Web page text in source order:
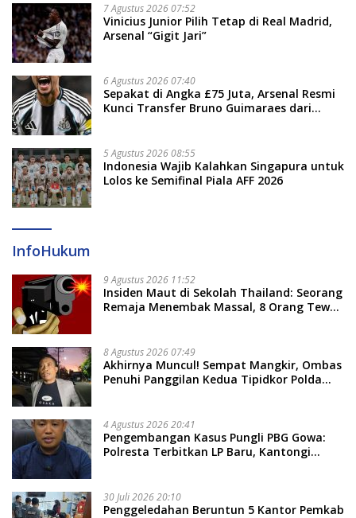
7 Agustus 2026 07:52
Vinicius Junior Pilih Tetap di Real Madrid,
Arsenal “Gigit Jari”
6 Agustus 2026 07:40
Sepakat di Angka £75 Juta, Arsenal Resmi
Kunci Transfer Bruno Guimaraes dari
5 Agustus 2026 08:55
Indonesia Wajib Kalahkan Singapura untuk
Lolos ke Semifinal Piala AFF 2026
InfoHukum
9 Agustus 2026 11:52
Insiden Maut di Sekolah Thailand: Seorang
Remaja Menembak Massal, 8 Orang Tewas
8 Agustus 2026 07:49
Akhirnya Muncul! Sempat Mangkir, Ombas
Penuhi Panggilan Kedua Tipidkor Polda
4 Agustus 2026 20:41
Pengembangan Kasus Pungli PBG Gowa:
Polresta Terbitkan LP Baru, Kantongi
30 Juli 2026 20:10
Penggeledahan Beruntun 5 Kantor Pemkab